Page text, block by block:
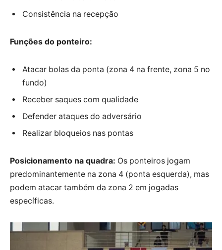
Consistência na recepção
Funções do ponteiro:
Atacar bolas da ponta (zona 4 na frente, zona 5 no
fundo)
Receber saques com qualidade
Defender ataques do adversário
Realizar bloqueios nas pontas
Posicionamento na quadra: Os ponteiros jogam
predominantemente na zona 4 (ponta esquerda), mas
podem atacar também da zona 2 em jogadas
específicas.